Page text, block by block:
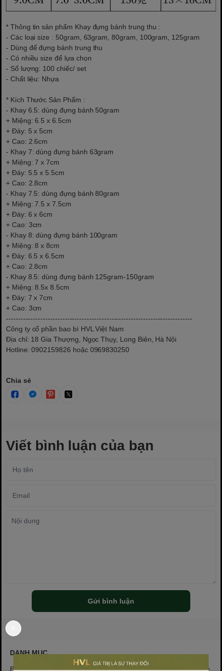
* Thông tin sản phẩm Khay đựng bánh trung thu :
- Các loại size : 50gram, 63gram, 80gram, 100gram, 125gram
- Dùng để đựng bánh trung thu
- Có nhiều size để lựa chọn
- Số lượng: 100 chiếc/ set
- Chất liệu: Nhựa
* Kích Thước Sản Phẩm :
- Khay 6.5: dùng đựng bánh 50gram
+ Miệng: 6.5 x 6.5cm
+ Đáy: 5 x 5cm
+ Cao: 2.6cm
- Khay 7: dùng đựng bánh 63gram
+ Miệng: 7 x 7cm
+ Đáy: 5.5 x 5.5cm
+ Cao: 2.8cm
- Khay 7.5: dùng đựng bánh 80gram
+ Miệng: 7.5 x 7.5cm
+ Đáy: 6 x 6cm
+ Cao: 3cm
- Khay 8: dùng đựng bánh 100gram
+ Miệng: 8 x 8cm
+ Đáy: 6.5 x 6.5cm
+ Cao: 2.8cm
- Khay 8.5: dùng đựng bánh 125gram-150gram
+ Miệng: 8.5x 8.5cm
+ Đáy: 7 x 7cm
+ Cao: 3cm
----------------------------------------------------------------------------
Công ty cổ phần bao bì HVL Việt Nam
Địa chỉ: 18 Gia Thượng, Ngọc Thụy, Long Biên, Hà Nội
Hotline: 0902159826 hoặc 0969830250
Chia sẻ
Viết bình luận của bạn
Gửi bình luận
DANH MỤC
Bao bì lọc trà